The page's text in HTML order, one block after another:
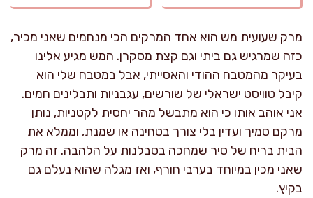
מרק שעועית מש הוא אחד המרקים הכי מנחמים שאני מכיר,
כזה שמרגיש גם ביתי וגם קצת מסקרן. המש מגיע אלינו
בעיקר מהמטבח ההודי והאסייתי, אבל במטבח שלי הוא
קיבל טוויסט ישראלי של שורשים, עגבניות ותבלינים חמים.
אני אוהב אותו כי הוא מתבשל מהר יחסית לקטניות, נותן
מרקם סמיך ועדין בלי צורך בטחינה או שמנת, וממלא את
הבית בריח של סיר שמחכה בסבלנות על הלהבה. זה מרק
שאני מכין במיוחד בערבי חורף, ואז מגלה שהוא נעלם גם
בקיץ.